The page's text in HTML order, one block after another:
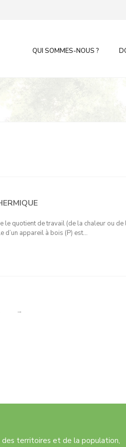
QUI SOMMES-NOUS ?
le quotient de travail (de la chaleur ou
d’un appareil à bois (P) est…
→
des territoires et de la population,